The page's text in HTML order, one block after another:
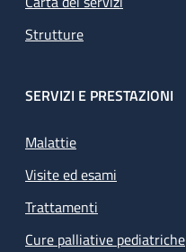
Strutture
SERVIZI E PRESTAZIONI
Malattie
Visite ed esami
Trattamenti
Cure palliative pediatriche